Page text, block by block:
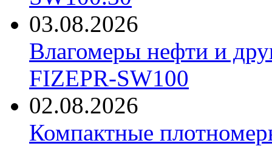
03.08.2026
Влагомеры нефти и
FIZEPR-SW100
02.08.2026
Компактные